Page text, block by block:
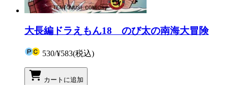
大長編ドラえもん18 のび太の南海大冒険
530/¥583(税込)
カートに追加